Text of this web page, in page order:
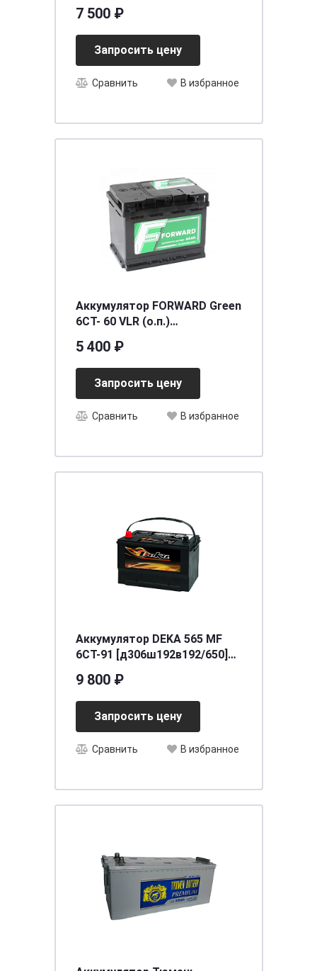
[д242ш175в175/540] [LB2]
7 500 ₽
Запросить цену
Сравнить В избранное
Аккумулятор FORWARD Green
6СТ- 60 VLR (о.п.)
5 400 ₽
Запросить цену
Сравнить В избранное
Аккумулятор DEKA 565 MF
6СТ-91 [д306ш192в192/650]
9 800 ₽
Запросить цену
Сравнить В избранное